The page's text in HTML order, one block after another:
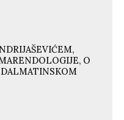
O